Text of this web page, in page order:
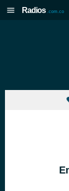
Radios .com.co